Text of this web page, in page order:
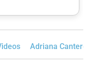
Adriana Cantero